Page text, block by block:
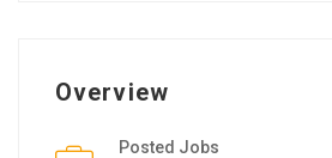
Overview
Posted Jobs